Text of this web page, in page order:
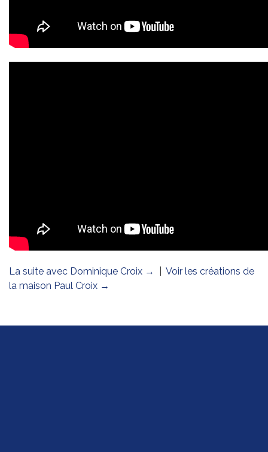
La suite avec Dominique Croix →
Voir les créations de
la maison Paul Croix →